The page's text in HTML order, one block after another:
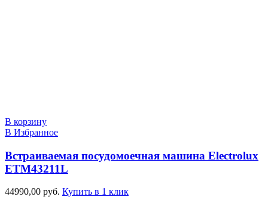
В корзину
В Избранное
Встраиваемая посудомоечная машина Electrolux
ETM43211L
44990,00 руб. Купить в 1 клик